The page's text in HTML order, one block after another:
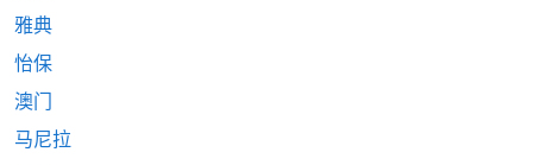
雅典
怡保
澳门
马尼拉